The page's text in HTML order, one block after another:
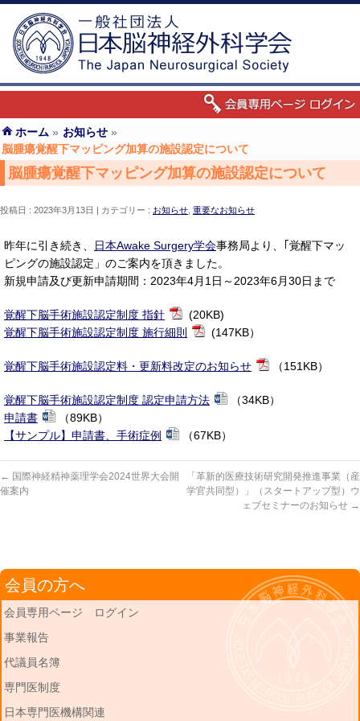
ホーム » お知らせ »
脳腫瘍覚醒下マッピング加算の施設認定について
脳腫瘍覚醒下マッピング加算の施設認定について
投稿日 : 2023年3月13日 カテゴリー : お知らせ 重要なお知らせ
昨年に引き続き、 日本Awake Surgery学会事務局より、｢覚醒下マッ
ピングの施設認定」のご案内を頂きました。
新規申請及び更新申請期間：2023年4月1日～2023年6月30日まで
覚醒下脳手術施設認定制度 指針
(20KB)
覚醒下脳手術施設認定制度 施行細則
(147KB）
覚醒下脳手術施設認定料・更新料改定のお知らせ （151KB）
覚醒下脳手術施設認定制度 認定申請方法
（34KB）
申請書
（89KB）
【サンプル】申請書、手術症例
（67KB）
← 国際神経精神薬理学会2024世界大会開
催案内
「革新的医療技術研究開発推進事業（産
学官共同型）」（スタートアップ型）ウ
ェブセミナーのお知らせ →
会員の方へ
会員専用ページ ログイン
事業報告
代議員名簿
専門医制度
日本専門医機構関連